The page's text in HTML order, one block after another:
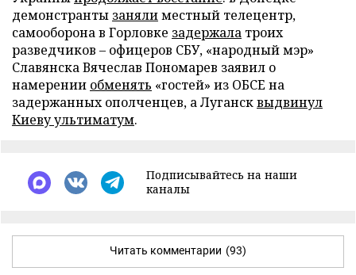
демонстранты занялиместный телецентр,
самооборона в Горловке задержала троих
разведчиков – офицеров СБУ, «народный мэр»
Славянска Вячеслав Пономарев заявил о
намерении обменять «гостей» из ОБСЕ на
задержанных ополченцев, а Лугансквыдвинул
Киеву ультиматум.
Подписывайтесь на наши
каналы
Читать комментарии (93)